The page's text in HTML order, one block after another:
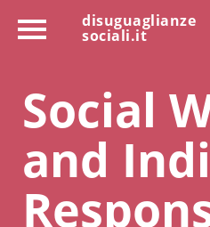
disuguaglianze
sociali.it
Social
and